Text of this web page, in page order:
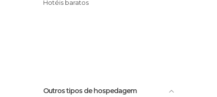
Hotéis baratos
Outros tipos de hospedagem